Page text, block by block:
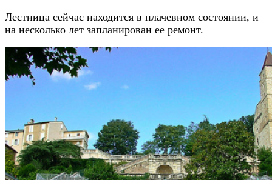
Лестница сейчас находится в плачевном состоянии, и
на несколько лет запланирован ее ремонт.